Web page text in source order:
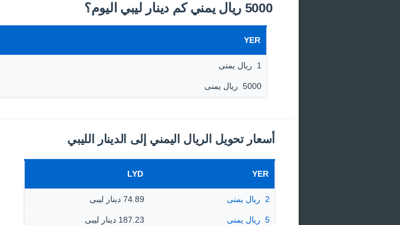
5000 ريال يمني كم دينار ليبي اليوم؟
YER
1 ‏ ريال يمنى
5000 ‏ ريال يمنى
أسعار تحويل الريال اليمني إلى الدينار الليبي
YER
LYD
2 ‏ ريال يمنى 74.89 دينار ليبى
5 ‏ ريال يمنى 187.23 دينار ليبى